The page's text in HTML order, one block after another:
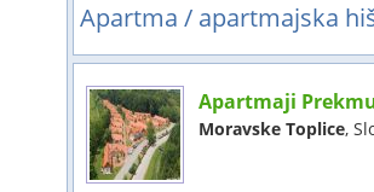
Apartma / apartmajska
Apartmaji
Moravske Toplice,